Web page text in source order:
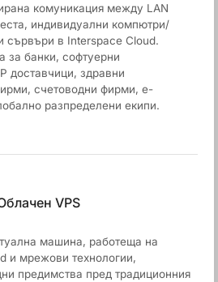
комуникация между LAN
индивидуални компютри/
сървъри в Interspace Cloud.
за банки, софтуерни
доставчици, здравни
счетоводни фирми, е-
разпределени екипи.
VPS
машина, работеща на
и мрежови технологии,
предимства пред традиционния